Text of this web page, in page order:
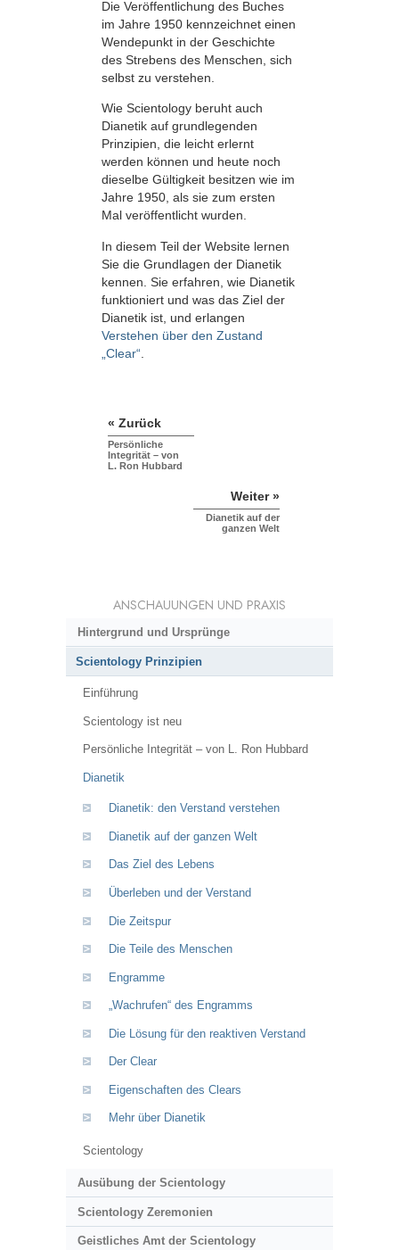
Die Veröffentlichung des Buches
im Jahre 1950 kennzeichnet einen
Wendepunkt in der Geschichte
des Strebens des Menschen, sich
selbst zu verstehen.
Wie Scientology beruht auch
Dianetik auf grundlegenden
Prinzipien, die leicht erlernt
werden können und heute noch
dieselbe Gültigkeit besitzen wie im
Jahre 1950, als sie zum ersten
Mal veröffentlicht wurden.
In diesem Teil der Website lernen
Sie die Grundlagen der Dianetik
kennen. Sie erfahren, wie Dianetik
funktioniert und was das Ziel der
Dianetik ist, und erlangen
Verstehen über den Zustand
„Clear“
« Zurück
Persönliche
Integrität – von
L. Ron Hubbard
Weiter »
Dianetik auf der
ganzen Welt
ANSCHAUUNGEN UND PRAXIS
Hintergrund und Ursprünge
Scientology Prinzipien
Einführung
Scientology ist neu
Persönliche Integrität – von L. Ron Hubbard
Dianetik
Dianetik: den Verstand verstehen
Dianetik auf der ganzen Welt
Das Ziel des Lebens
Überleben und der Verstand
Die Zeitspur
Die Teile des Menschen
Engramme
„Wachrufen“ des Engramms
Die Lösung für den reaktiven Verstand
Der Clear
Eigenschaften des Clears
Mehr über Dianetik
Scientology
Ausübung der Scientology
Scientology Zeremonien
Geistliches Amt der Scientology